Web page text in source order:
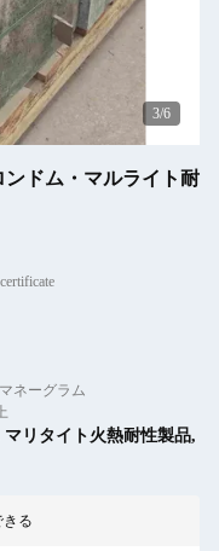
4/6
ドム・マルライト耐
ネーグラム
マリタイト火熱耐性製品,
きる